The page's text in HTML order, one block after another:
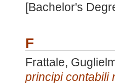
[Bachelor's
F
Frattale,
principi contabili